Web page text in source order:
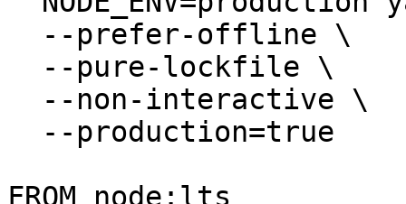
FROM node:lts